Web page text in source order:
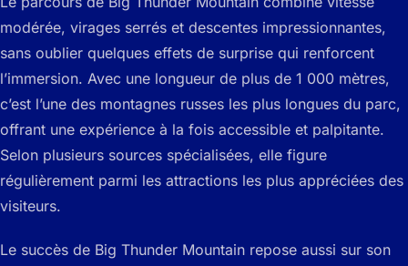
modérée, virages serrés et descentes impressionnantes,
sans oublier quelques effets de surprise qui renforcent
l’immersion. Avec une longueur de plus de 1 000 mètres,
c’est l’une des montagnes russes les plus longues du parc,
offrant une expérience à la fois accessible et palpitante.
Selon plusieurs sources spécialisées, elle figure
régulièrement parmi les attractions les plus appréciées des
visiteurs.
Le succès de Big Thunder Mountain repose aussi sur son